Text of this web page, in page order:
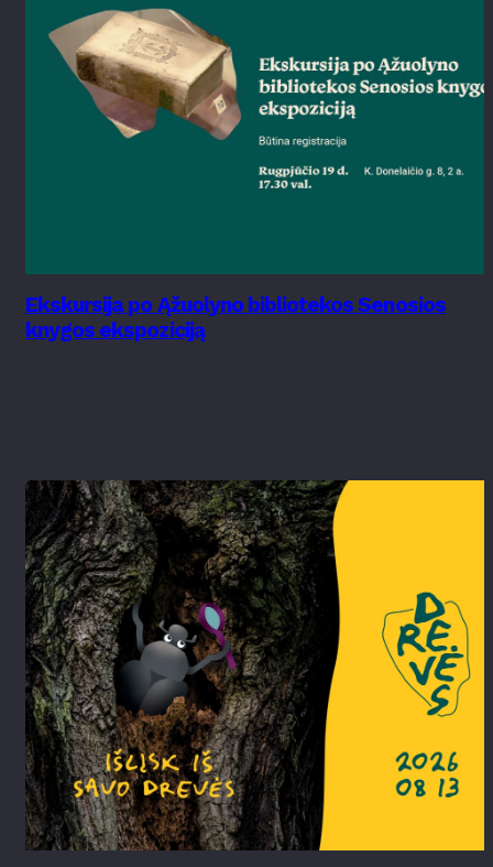
Ekskursija po Ąžuolyno bibliotekos Senosios
knygos ekspoziciją